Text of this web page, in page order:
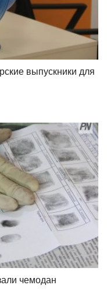
выпускники для
чемодан